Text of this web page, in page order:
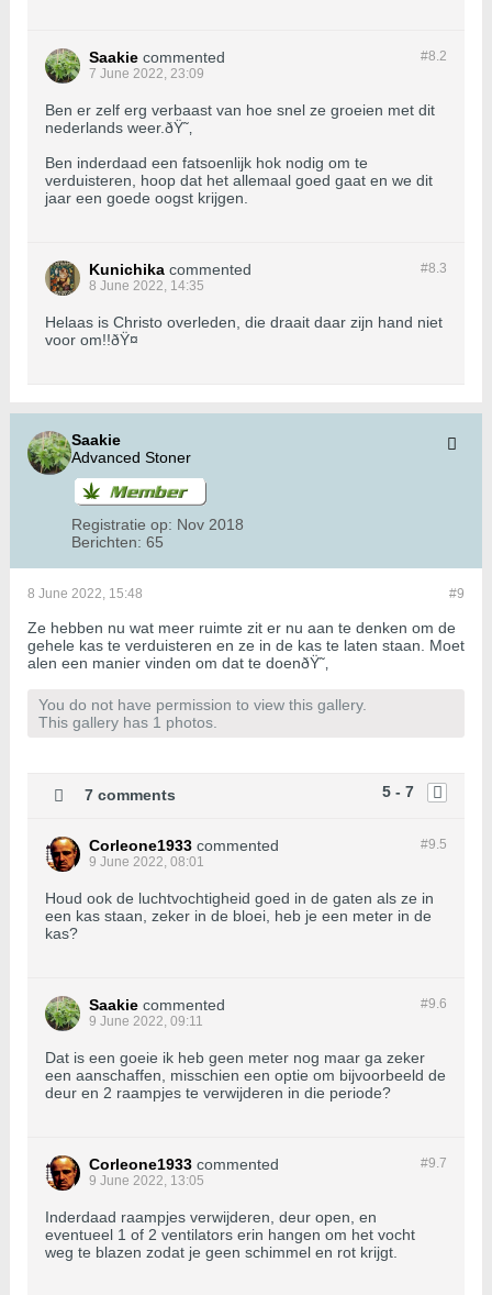
#8.2
Saakie commented
7 June 2022, 23:09
Ben er zelf erg verbaast van hoe snel ze groeien met dit
nederlands weer.ðŸ˜‚
Ben inderdaad een fatsoenlijk hok nodig om te
verduisteren, hoop dat het allemaal goed gaat en we dit
jaar een goede oogst krijgen.
#8.3
Kunichika commented
8 June 2022, 14:35
Helaas is Christo overleden, die draait daar zijn hand niet
voor om!!ðŸ¤­
Saakie
Advanced Stoner
Registratie op: Nov 2018
Berichten: 65
#9
8 June 2022, 15:48
Ze hebben nu wat meer ruimte zit er nu aan te denken om de
gehele kas te verduisteren en ze in de kas te laten staan. Moet
alen een manier vinden om dat te doenðŸ˜‚
You do not have permission to view this gallery.
This gallery has 1 photos.
5 - 7
7 comments
#9.5
Corleone1933 commented
9 June 2022, 08:01
Houd ook de luchtvochtigheid goed in de gaten als ze in
een kas staan, zeker in de bloei, heb je een meter in de
kas?
#9.6
Saakie commented
9 June 2022, 09:11
Dat is een goeie ik heb geen meter nog maar ga zeker
een aanschaffen, misschien een optie om bijvoorbeeld de
deur en 2 raampjes te verwijderen in die periode?
#9.7
Corleone1933 commented
9 June 2022, 13:05
Inderdaad raampjes verwijderen, deur open, en
eventueel 1 of 2 ventilators erin hangen om het vocht
weg te blazen zodat je geen schimmel en rot krijgt.